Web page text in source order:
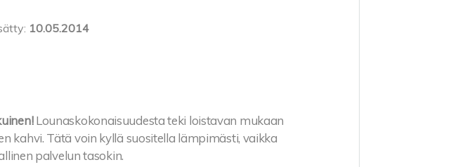
10.05.2014
Lounaskokonaisuudesta teki loistavan mukaan
kahvi. Tätä voin kyllä suositella lämpimästi, vaikka
palvelun tasokin.